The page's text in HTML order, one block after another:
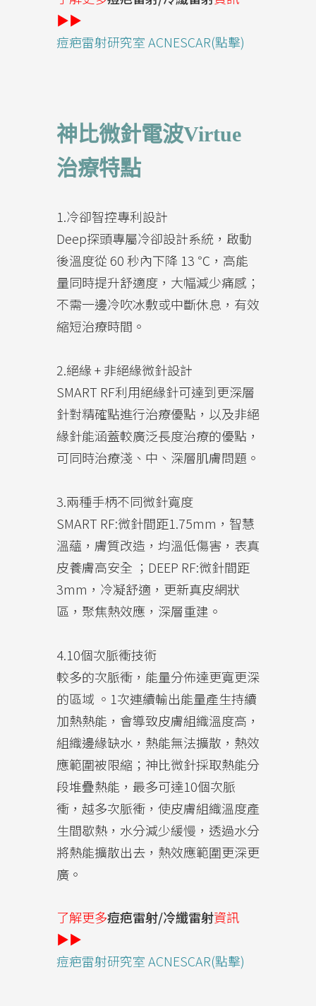
▶▶
痘疤雷射研究室 ACNESCAR(點擊)
神比微針電波Virtue
治療特點
1.冷卻智控專利設計
Deep探頭專屬冷卻設計系統，啟動
後溫度從 60 秒內下降 13 ℃，高能
量同時提升舒適度，大幅減少痛感；
不需一邊冷吹冰敷或中斷休息，有效
縮短治療時間。
2.絕緣 + 非絕緣微針設計
SMART RF利用絕緣針可達到更深層
針對精確點進行治療優點，以及非絕
緣針能涵蓋較廣泛長度治療的優點，
可同時治療淺、中、深層肌膚問題。
3.兩種手柄不同微針寬度
SMART RF:微針間距1.75mm，智慧
溫蘊，膚質改造，均溫低傷害，表真
皮養膚高安全 ；DEEP RF:微針間距
3mm，冷凝舒適，更新真皮網狀
區，聚焦熱效應，深層重建。
4.10個次脈衝技術
較多的次脈衝，能量分佈達更寬更深
的區域 。1次連續輸出能量產生持續
加熱熱能，會導致皮膚組織溫度高，
組織邊緣缺水，熱能無法擴散，熱效
應範圍被限縮；神比微針採取熱能分
段堆疊熱能，最多可達10個次脈
衝，越多次脈衝，使皮膚組織溫度產
生間歇熱，水分減少緩慢，透過水分
將熱能擴散出去，熱效應範圍更深更
廣。
了解更多痘疤雷射/冷纖雷射資訊
▶▶
痘疤雷射研究室 ACNESCAR(點擊)